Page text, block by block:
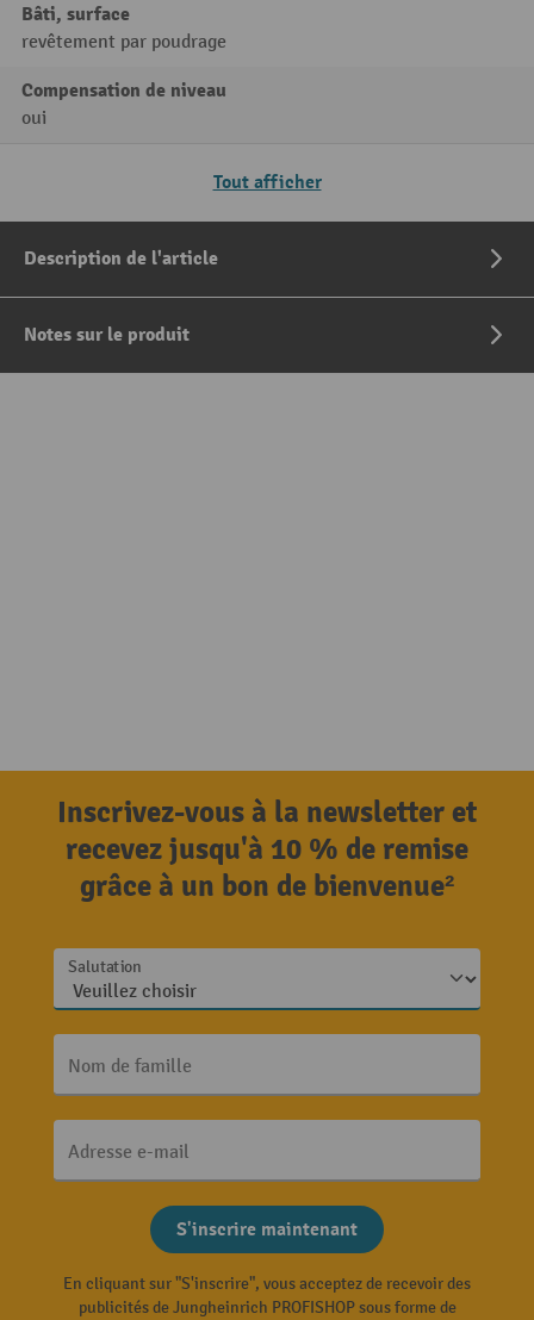
Bâti, surface
revêtement par poudrage
Compensation de niveau
oui
Tout afficher
Description de l'article
Notes sur le produit
Inscrivez-vous à la newsletter et
recevez jusqu'à 10 % de remise
grâce à un bon de bienvenue²
Salutation
Nom de famille
Adresse e-mail
S'inscrire maintenant
En cliquant sur "S'inscrire", vous acceptez de recevoir des
publicités de Jungheinrich PROFISHOP sous forme de